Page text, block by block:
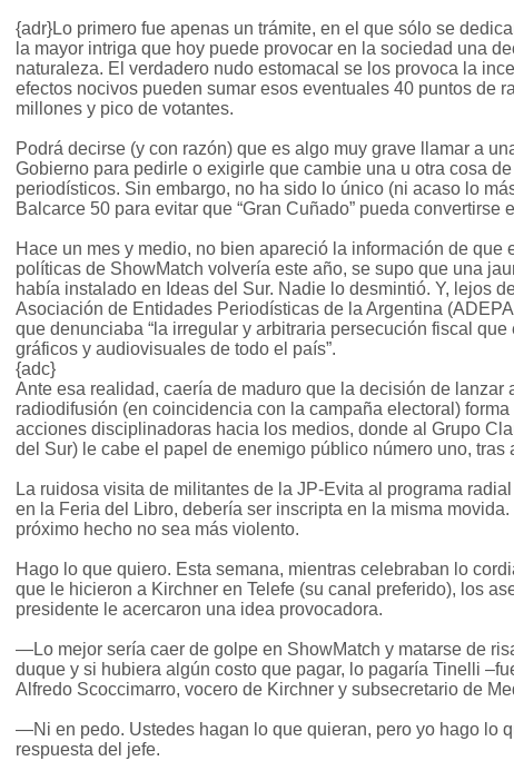
{adr}Lo primero fue apenas un trámite, en el que sólo se
la mayor intriga que hoy puede provocar en la sociedad una
naturaleza. El verdadero nudo estomacal se los provoca la
efectos nocivos pueden sumar esos eventuales 40 puntos de
millones y pico de votantes.
Podrá decirse (y con razón) que es algo muy grave llamar a
Gobierno para pedirle o exigirle que cambie una u otra cosa
periodísticos. Sin embargo, no ha sido lo único (ni acaso lo
Balcarce 50 para evitar que “Gran Cuñado” pueda convertirse
Hace un mes y medio, no bien apareció la información de que
políticas de ShowMatch volvería este año, se supo que una
había instalado en Ideas del Sur. Nadie lo desmintió. Y, lejos
Asociación de Entidades Periodísticas de la Argentina
que denunciaba “la irregular y arbitraria persecución fiscal
gráficos y audiovisuales de todo el país”.
{adc}
Ante esa realidad, caería de maduro que la decisión de lanzar
radiodifusión (en coincidencia con la campaña electoral)
acciones disciplinadoras hacia los medios, donde al Grupo
del Sur) le cabe el papel de enemigo público número uno, tras
La ruidosa visita de militantes de la JP-Evita al programa
en la Feria del Libro, debería ser inscripta en la misma
próximo hecho no sea más violento.
Hago lo que quiero. Esta semana, mientras celebraban lo
que le hicieron a Kirchner en Telefe (su canal preferido), los
presidente le acercaron una idea provocadora.
—Lo mejor sería caer de golpe en ShowMatch y matarse de
duque y si hubiera algún costo que pagar, lo pagaría Tinelli
Alfredo Scoccimarro, vocero de Kirchner y subsecretario de
—Ni en pedo. Ustedes hagan lo que quieran, pero yo hago lo
respuesta del jefe.